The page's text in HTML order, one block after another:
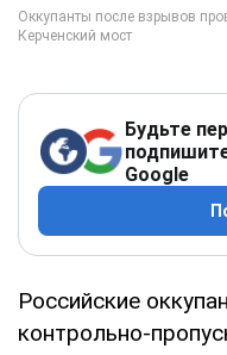
Будьте
Google
Российские
контрольно-